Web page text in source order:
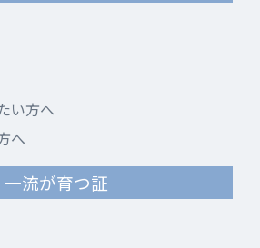
い方へ
へ
一流が育つ証